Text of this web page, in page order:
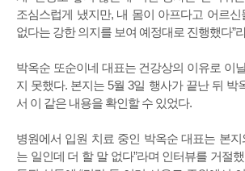
조심스럽게 냈지만, 내 몸이 아프다고 어르
없다는 강한 의지를 보여 예정대로 진행했다”
박옥순 또순이네 대표는 건강상의 이유로 이
지 못했다. 본지는 5월 3일 행사가 끝난 뒤 박
서 이 같은 내용을 확인할 수 있었다.
병원에서 입원 치료 중인 박옥순 대표는 본지
는 일인데 더 할 말 없다”라며 인터뷰를 거절